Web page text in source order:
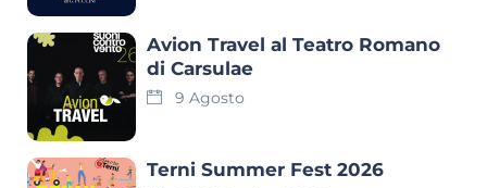
Avion Travel al Teatro Romano
di Carsulae
9 Agosto
Terni Summer Fest 2026